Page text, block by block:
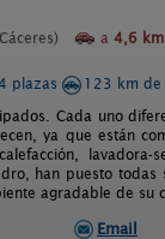
a 4,6 km
plazas
123 km de
Cada uno
ya que están
han puesto
agradable de su
Email